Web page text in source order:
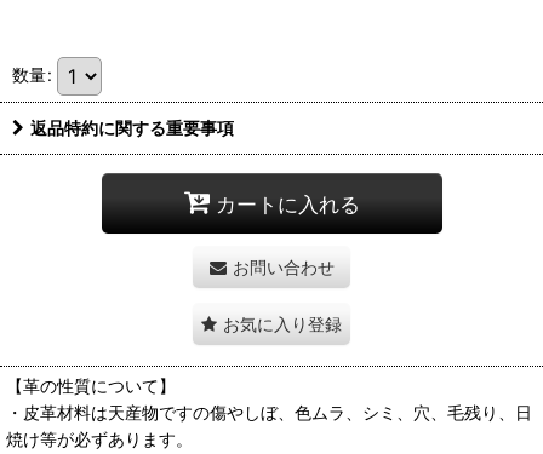
数量:
返品特約に関する重要事項
カートに入れる
お問い合わせ
お気に入り登録
【革の性質について】
・皮革材料は天産物ですの傷やしぼ、色ムラ、シミ、穴、毛残り、日
焼け等が必ずあります。